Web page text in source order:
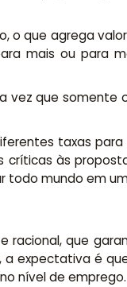
o que agrega
mais ou para
vez que somente
taxas
críticas às
todo mundo em
racional, que
expectativa é
nível de